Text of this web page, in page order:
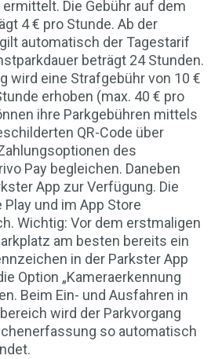
Die Gebühr auf dem
4 € pro Stunde. Ab der
automatisch der Tagestarif
beträgt 24 Stunden.
wird eine Strafgebühr von 10 €
erhoben (max. 40 € pro
ihre Parkgebühren mittels
QR-Code über
des
Pay begleichen. Daneben
App zur Verfügung. Die
und im App Store
Wichtig: Vor dem erstmaligen
am besten bereits ein
in der Parkster App
Option „Kameraerkennung
Beim Ein- und Ausfahren in
wird der Parkvorgang
so automatisch